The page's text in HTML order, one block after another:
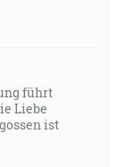
führt
Liebe
ist